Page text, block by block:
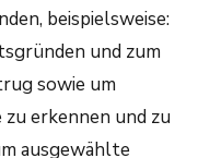
beispielsweise:
und zum
sowie um
erkennen und zu
ausgewählte